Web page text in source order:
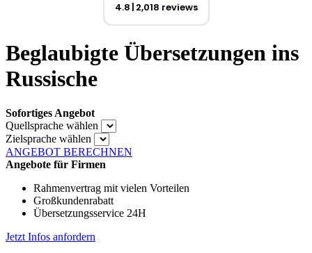
4.8 2,018 reviews
Beglaubigte Übersetzungen ins
Russische
Sofortiges Angebot
Quellsprache wählen
Zielsprache wählen
ANGEBOT BERECHNEN
Angebote für Firmen
Rahmenvertrag mit vielen Vorteilen
Großkundenrabatt
Übersetzungsservice 24H
Jetzt Infos anfordern